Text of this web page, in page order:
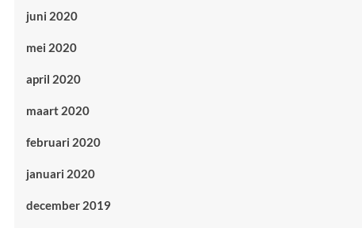
juni 2020
mei 2020
april 2020
maart 2020
februari 2020
januari 2020
december 2019